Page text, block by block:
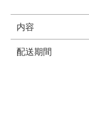
内容
配送期間